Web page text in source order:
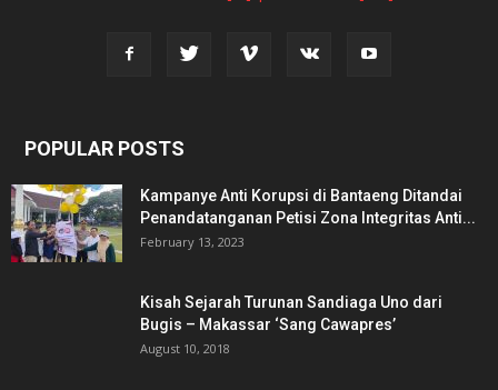
POPULAR POSTS
Kampanye Anti Korupsi di Bantaeng Ditandai
Penandatanganan Petisi Zona Integritas Anti...
February 13, 2023
Kisah Sejarah Turunan Sandiaga Uno dari
Bugis – Makassar ‘Sang Cawapres’
August 10, 2018